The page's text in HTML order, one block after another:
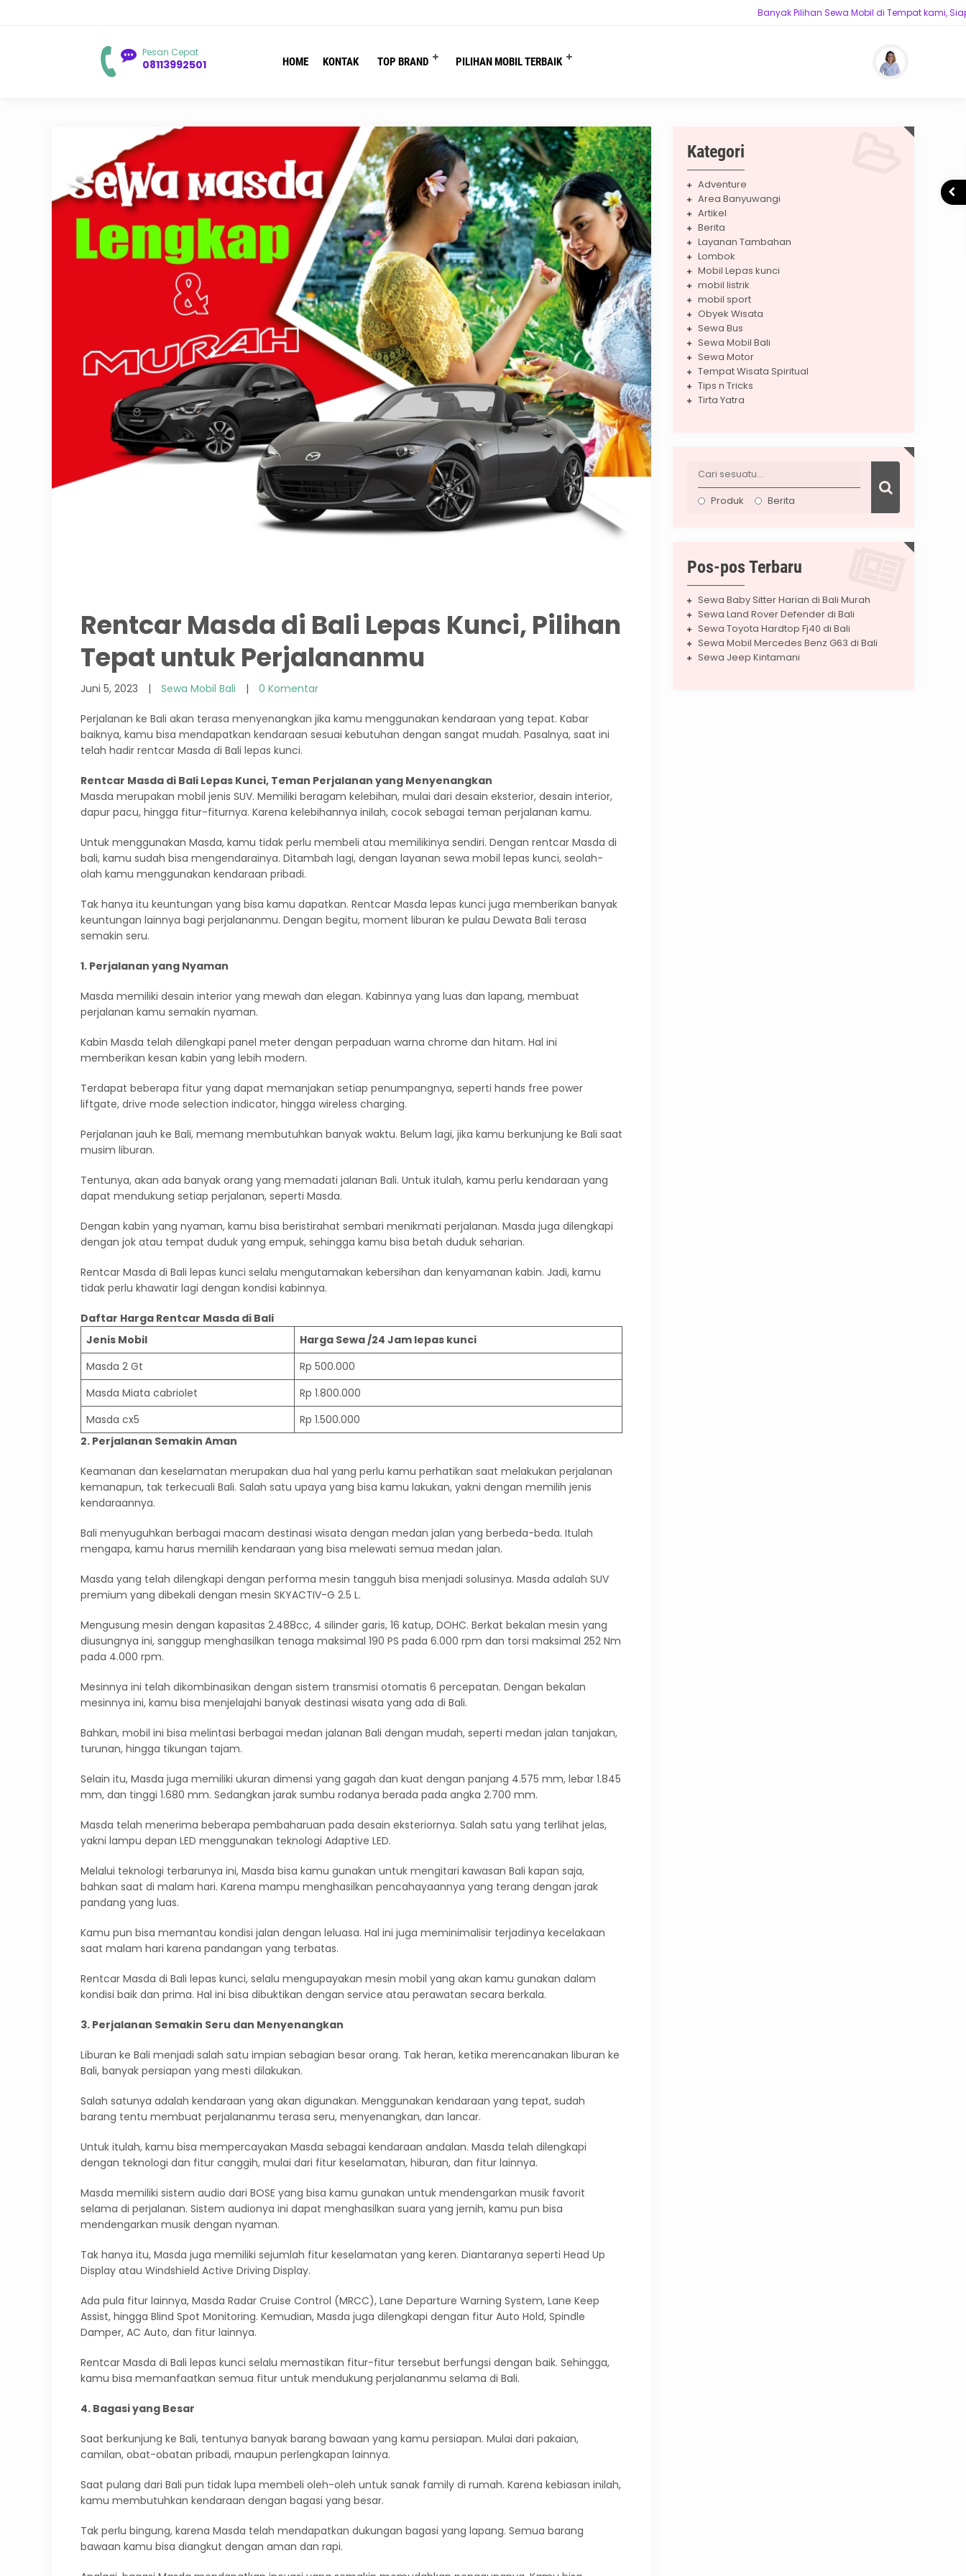
Banyak Pilihan Sewa Mobil di Tempat kami, Siap
Pesan Cepat
08113992501 HOME KONTAK TOP BRAND PILIHAN MOBIL TERBAIK
Rentcar Masda di Bali Lepas Kunci, Pilihan
Tepat untuk Perjalananmu
Juni 5, 2023 | Sewa Mobil Bali | 0 Komentar
Perjalanan ke Bali akan terasa menyenangkan jika kamu menggunakan kendaraan yang tepat. Kabar
baiknya, kamu bisa mendapatkan kendaraan sesuai kebutuhan dengan sangat mudah. Pasalnya, saat ini
telah hadir rentcar Masda di Bali lepas kunci.
Rentcar Masda di Bali Lepas Kunci, Teman Perjalanan yang Menyenangkan
Masda merupakan mobil jenis SUV. Memiliki beragam kelebihan, mulai dari desain eksterior, desain interior,
dapur pacu, hingga fitur-fiturnya. Karena kelebihannya inilah, cocok sebagai teman perjalanan kamu.
Untuk menggunakan Masda, kamu tidak perlu membeli atau memilikinya sendiri. Dengan rentcar Masda di
bali, kamu sudah bisa mengendarainya. Ditambah lagi, dengan layanan sewa mobil lepas kunci, seolah-
olah kamu menggunakan kendaraan pribadi.
Tak hanya itu keuntungan yang bisa kamu dapatkan. Rentcar Masda lepas kunci juga memberikan banyak
keuntungan lainnya bagi perjalananmu. Dengan begitu, moment liburan ke pulau Dewata Bali terasa
semakin seru.
1. Perjalanan yang Nyaman
Masda memiliki desain interior yang mewah dan elegan. Kabinnya yang luas dan lapang, membuat
perjalanan kamu semakin nyaman.
Kabin Masda telah dilengkapi panel meter dengan perpaduan warna chrome dan hitam. Hal ini
memberikan kesan kabin yang lebih modern.
Terdapat beberapa fitur yang dapat memanjakan setiap penumpangnya, seperti hands free power
liftgate, drive mode selection indicator, hingga wireless charging.
Perjalanan jauh ke Bali, memang membutuhkan banyak waktu. Belum lagi, jika kamu berkunjung ke Bali saat
musim liburan.
Tentunya, akan ada banyak orang yang memadati jalanan Bali. Untuk itulah, kamu perlu kendaraan yang
dapat mendukung setiap perjalanan, seperti Masda.
Dengan kabin yang nyaman, kamu bisa beristirahat sembari menikmati perjalanan. Masda juga dilengkapi
dengan jok atau tempat duduk yang empuk, sehingga kamu bisa betah duduk seharian.
Rentcar Masda di Bali lepas kunci selalu mengutamakan kebersihan dan kenyamanan kabin. Jadi, kamu
tidak perlu khawatir lagi dengan kondisi kabinnya.
Daftar Harga Rentcar Masda di Bali
Jenis Mobil
Harga Sewa /24 Jam lepas kunci
Masda 2 Gt
Rp 500.000
Masda Miata cabriolet
Rp 1.800.000
Masda cx5
Rp 1.500.000
2. Perjalanan Semakin Aman
Keamanan dan keselamatan merupakan dua hal yang perlu kamu perhatikan saat melakukan perjalanan
kemanapun, tak terkecuali Bali. Salah satu upaya yang bisa kamu lakukan, yakni dengan memilih jenis
kendaraannya.
Bali menyuguhkan berbagai macam destinasi wisata dengan medan jalan yang berbeda-beda. Itulah
mengapa, kamu harus memilih kendaraan yang bisa melewati semua medan jalan.
Masda yang telah dilengkapi dengan performa mesin tangguh bisa menjadi solusinya. Masda adalah SUV
premium yang dibekali dengan mesin SKYACTIV-G 2.5 L.
Mengusung mesin dengan kapasitas 2.488cc, 4 silinder garis, 16 katup, DOHC. Berkat bekalan mesin yang
diusungnya ini, sanggup menghasilkan tenaga maksimal 190 PS pada 6.000 rpm dan torsi maksimal 252 Nm
pada 4.000 rpm.
Mesinnya ini telah dikombinasikan dengan sistem transmisi otomatis 6 percepatan. Dengan bekalan
mesinnya ini, kamu bisa menjelajahi banyak destinasi wisata yang ada di Bali.
Bahkan, mobil ini bisa melintasi berbagai medan jalanan Bali dengan mudah, seperti medan jalan tanjakan,
turunan, hingga tikungan tajam.
Selain itu, Masda juga memiliki ukuran dimensi yang gagah dan kuat dengan panjang 4.575 mm, lebar 1.845
mm, dan tinggi 1.680 mm. Sedangkan jarak sumbu rodanya berada pada angka 2.700 mm.
Masda telah menerima beberapa pembaharuan pada desain eksteriornya. Salah satu yang terlihat jelas,
yakni lampu depan LED menggunakan teknologi Adaptive LED.
Melalui teknologi terbarunya ini, Masda bisa kamu gunakan untuk mengitari kawasan Bali kapan saja,
bahkan saat di malam hari. Karena mampu menghasilkan pencahayaannya yang terang dengan jarak
pandang yang luas.
Kamu pun bisa memantau kondisi jalan dengan leluasa. Hal ini juga meminimalisir terjadinya kecelakaan
saat malam hari karena pandangan yang terbatas.
Rentcar Masda di Bali lepas kunci, selalu mengupayakan mesin mobil yang akan kamu gunakan dalam
kondisi baik dan prima. Hal ini bisa dibuktikan dengan service atau perawatan secara berkala.
3. Perjalanan Semakin Seru dan Menyenangkan
Liburan ke Bali menjadi salah satu impian sebagian besar orang. Tak heran, ketika merencanakan liburan ke
Bali, banyak persiapan yang mesti dilakukan.
Salah satunya adalah kendaraan yang akan digunakan. Menggunakan kendaraan yang tepat, sudah
barang tentu membuat perjalananmu terasa seru, menyenangkan, dan lancar.
Untuk itulah, kamu bisa mempercayakan Masda sebagai kendaraan andalan. Masda telah dilengkapi
dengan teknologi dan fitur canggih, mulai dari fitur keselamatan, hiburan, dan fitur lainnya.
Masda memiliki sistem audio dari BOSE yang bisa kamu gunakan untuk mendengarkan musik favorit
selama di perjalanan. Sistem audionya ini dapat menghasilkan suara yang jernih, kamu pun bisa
mendengarkan musik dengan nyaman.
Tak hanya itu, Masda juga memiliki sejumlah fitur keselamatan yang keren. Diantaranya seperti Head Up
Display atau Windshield Active Driving Display.
Ada pula fitur lainnya, Masda Radar Cruise Control (MRCC), Lane Departure Warning System, Lane Keep
Assist, hingga Blind Spot Monitoring. Kemudian, Masda juga dilengkapi dengan fitur Auto Hold, Spindle
Damper, AC Auto, dan fitur lainnya.
Rentcar Masda di Bali lepas kunci selalu memastikan fitur-fitur tersebut berfungsi dengan baik. Sehingga,
kamu bisa memanfaatkan semua fitur untuk mendukung perjalananmu selama di Bali.
4. Bagasi yang Besar
Saat berkunjung ke Bali, tentunya banyak barang bawaan yang kamu persiapan. Mulai dari pakaian,
camilan, obat-obatan pribadi, maupun perlengkapan lainnya.
Saat pulang dari Bali pun tidak lupa membeli oleh-oleh untuk sanak family di rumah. Karena kebiasan inilah,
kamu membutuhkan kendaraan dengan bagasi yang besar.
Tak perlu bingung, karena Masda telah mendapatkan dukungan bagasi yang lapang. Semua barang
bawaan kamu bisa diangkut dengan aman dan rapi.
Kategori
Adventure
Area Banyuwangi
Artikel
Berita
Layanan Tambahan
Lombok
Mobil Lepas kunci
mobil listrik
mobil sport
Obyek Wisata
Sewa Bus
Sewa Mobil Bali
Sewa Motor
Tempat Wisata Spiritual
Tips n Tricks
Tirta Yatra
Produk Berita
Pos-pos Terbaru
Sewa Baby Sitter Harian di Bali Murah
Sewa Land Rover Defender di Bali
Sewa Toyota Hardtop Fj40 di Bali
Sewa Mobil Mercedes Benz G63 di Bali
Sewa Jeep Kintamani